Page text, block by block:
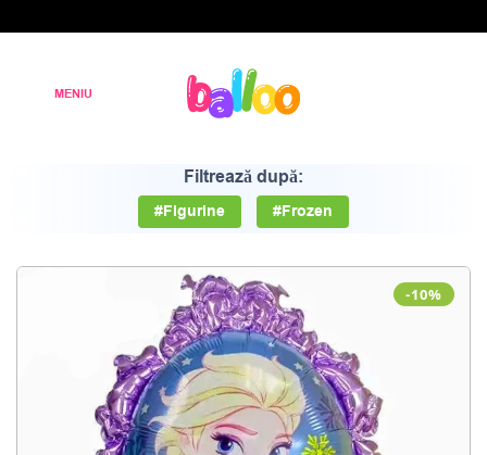
Filtrează după:
#Figurine #Frozen
-10%